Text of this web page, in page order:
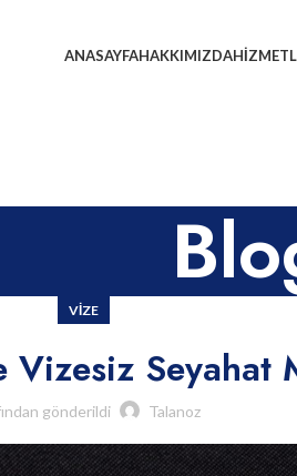
ANASAYFAHAKKIMIZDA
VIZE
Vizesiz Seyahat
gönderildi Talanoz